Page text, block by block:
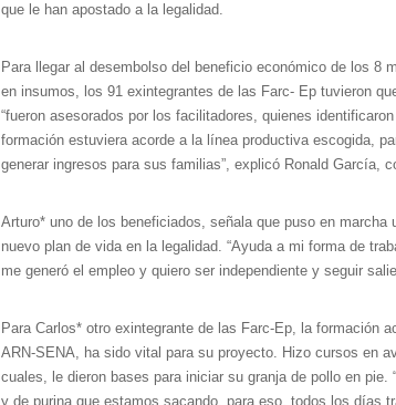
que le han apostado a la legalidad.
Para llegar al desembolso del beneficio económico de los 8
en insumos, los 91 exintegrantes de las Farc- Ep tuvieron
“fueron asesorados por los facilitadores, quienes
formación estuviera acorde a la línea productiva escogida,
generar ingresos para sus familias”, explicó Ronald García,
Arturo* uno de los beneficiados, señala que puso en
nuevo plan de vida en la legalidad. “Ayuda a mi forma de
me generó el empleo y quiero ser independiente y seguir
Para Carlos* otro exintegrante de las Farc-Ep, la formación
ARN-SENA, ha sido vital para su proyecto. Hizo cursos en
cuales, le dieron bases para iniciar su granja de pollo en
y de purina que estamos sacando, para eso, todos los días